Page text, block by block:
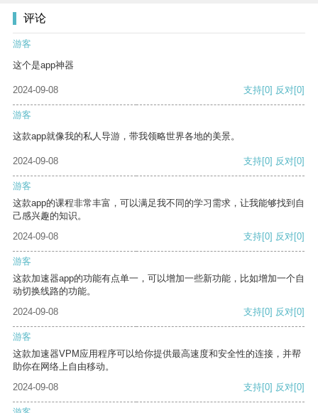
评论
游客
这个是app神器
2024-09-08 支持[0] 反对[0]
游客
这款app就像我的私人导游，带我领略世界各地的美景。
2024-09-08 支持[0] 反对[0]
游客
这款app的课程非常丰富，可以满足我不同的学习需求，让我能够找到自
己感兴趣的知识。
2024-09-08
支持[0] 反对[0]
游客
这款加速器app的功能有点单一，可以增加一些新功能，比如增加一个自
动切换线路的功能。
2024-09-08
支持[0] 反对[0]
游客
这款加速器VPM应用程序可以给你提供最高速度和安全性的连接，并帮
助你在网络上自由移动。
2024-09-08
支持[0] 反对[0]